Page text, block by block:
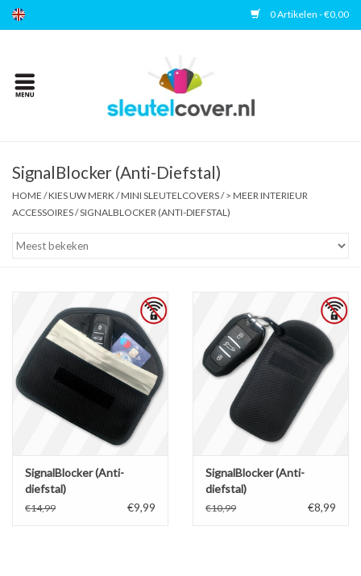
0 Artikelen - €0,00
Home
Accessoires
Veelgestelde vragen
SignalBlocker (Anti-Diefstal)
HOME /KIES UW MERK /MINI SLEUTELCOVERS/> MEER INTERIEUR
ACCESSOIRES/SIGNALBLOCKER (ANTI-DIEFSTAL)
SignalBlocker (Anti-
diefstal)
€14,99 €9,99
SignalBlocker (Anti-
diefstal)
€10,99 €8,99